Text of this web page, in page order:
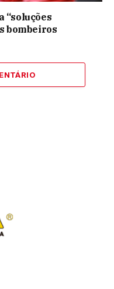
“soluções
bombeiros